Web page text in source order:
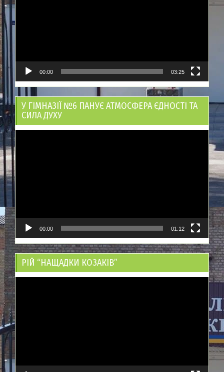
00:00 03:25
У ГІМНАЗІЇ №6 ПАНУЄ АТМОСФЕРА ЄДНОСТІ ТА
СИЛА ДУХУ
00:00 01:12
РІЙ “НАЩАДКИ КОЗАКІВ”